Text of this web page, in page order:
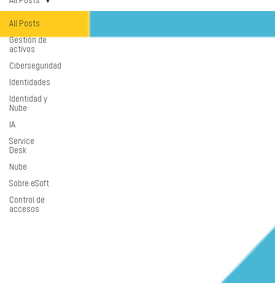
All Posts
Gestión de
activos
Ciberseguridad
Identidades
Identidad y
Nube
IA
Service
Desk
Nube
Sobre eSoft
Control de
accesos